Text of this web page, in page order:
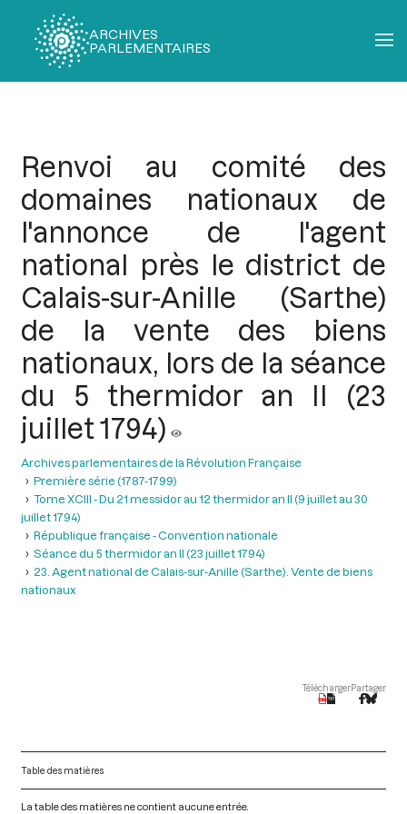
ARCHIVES
PARLEMENTAIRES
Renvoi au comité des
domaines nationaux de
l'annonce de l'agent
national près le district de
Calais-sur-Anille (Sarthe)
de la vente des biens
nationaux, lors de la séance
du 5 thermidor an II (23
juillet 1794)
Archives parlementaires de la Révolution Française
Première série (1787-1799)
Tome XCIII - Du 21 messidor au 12 thermidor an II (9 juillet au 30
juillet 1794)
République française - Convention nationale
Séance du 5 thermidor an II (23 juillet 1794)
23. Agent national de Calais-sur-Anille (Sarthe). Vente de biens
nationaux
TéléchargerPartager
Table des matières
La table des matières ne contient aucune entrée.